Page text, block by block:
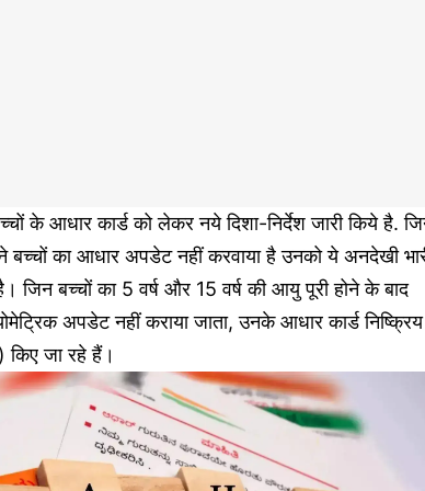
के आधार कार्ड को लेकर नये दिशा-निर्देश जारी किये है.
बच्चों का आधार अपडेट नहीं करवाया है उनको ये अनदेखी
जिन बच्चों का 5 वर्ष और 15 वर्ष की आयु पूरी होने के बाद
अपडेट नहीं कराया जाता, उनके आधार कार्ड निष्क्रिय
किए जा रहे हैं।